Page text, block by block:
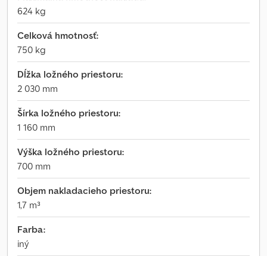
624 kg
Celková hmotnosť:
750 kg
Dĺžka ložného priestoru:
2 030 mm
Šírka ložného priestoru:
1 160 mm
Výška ložného priestoru:
700 mm
Objem nakladacieho priestoru:
1,7 m³
Farba:
iný